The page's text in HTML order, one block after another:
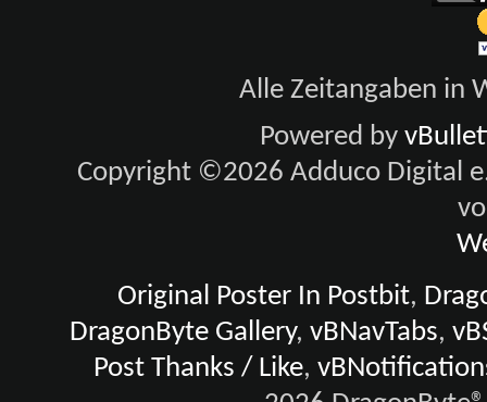
Alle Zeitangaben in
Powered by
Copyright ©2026 Adduco Digital
Original Poster In Postbit,
DragonByte Gallery,vBNavTabs,
Post Thanks / Like,